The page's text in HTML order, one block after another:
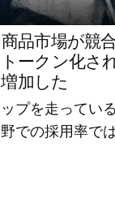
品市場が競
ークン化さ
加した
プを走ってい
での採用率で